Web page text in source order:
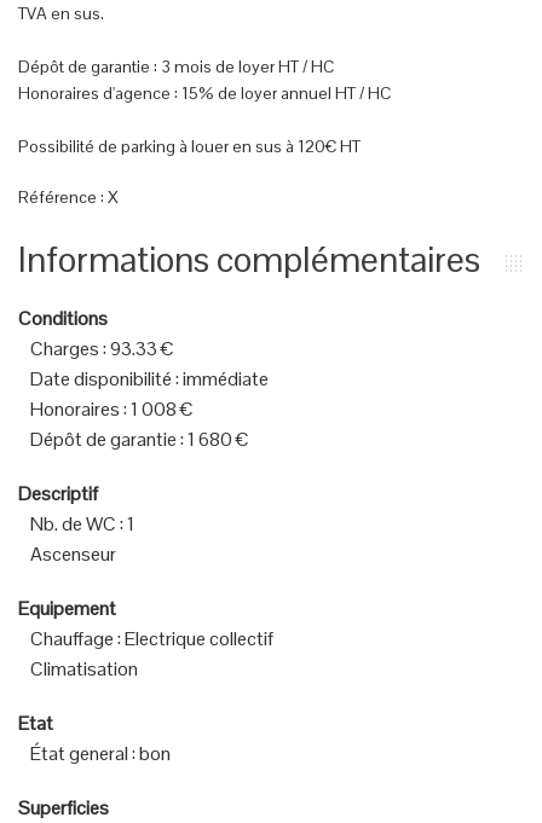
TVA en sus.
Dépôt de garantie : 3 mois de loyer HT / HC
Honoraires d'agence : 15% de loyer annuel HT / HC
Possibilité de parking à louer en sus à 120€ HT
Référence : X
Informations complémentaires
Conditions
Charges:93.33 €
Date disponibilité:immédiate
Honoraires:1 008 €
Dépôt de garantie:1 680 €
Descriptif
Nb. de WC:1
Ascenseur
Equipement
Chauffage:Electrique collectif
Climatisation
Etat
État general:bon
Superficies